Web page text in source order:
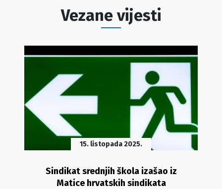
Vezane vijesti
15. listopada 2025.
Sindikat srednjih škola izašao iz
Matice hrvatskih sindikata